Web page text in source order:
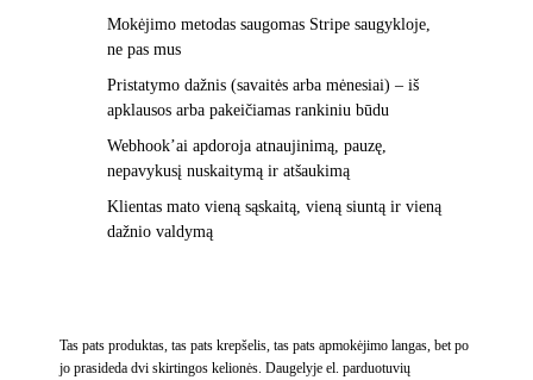
Mokėjimo metodas saugomas Stripe saugykloje,
ne pas mus
Pristatymo dažnis (savaitės arba mėnesiai) – iš
apklausos arba pakeičiamas rankiniu būdu
Webhook’ai apdoroja atnaujinimą, pauzę,
nepavykusį nuskaitymą ir atšaukimą
Klientas mato vieną sąskaitą, vieną siuntą ir vieną
dažnio valdymą
Tas pats produktas, tas pats krepšelis, tas pats apmokėjimo langas, bet po
jo prasideda dvi skirtingos kelionės. Daugelyje el. parduotuvių